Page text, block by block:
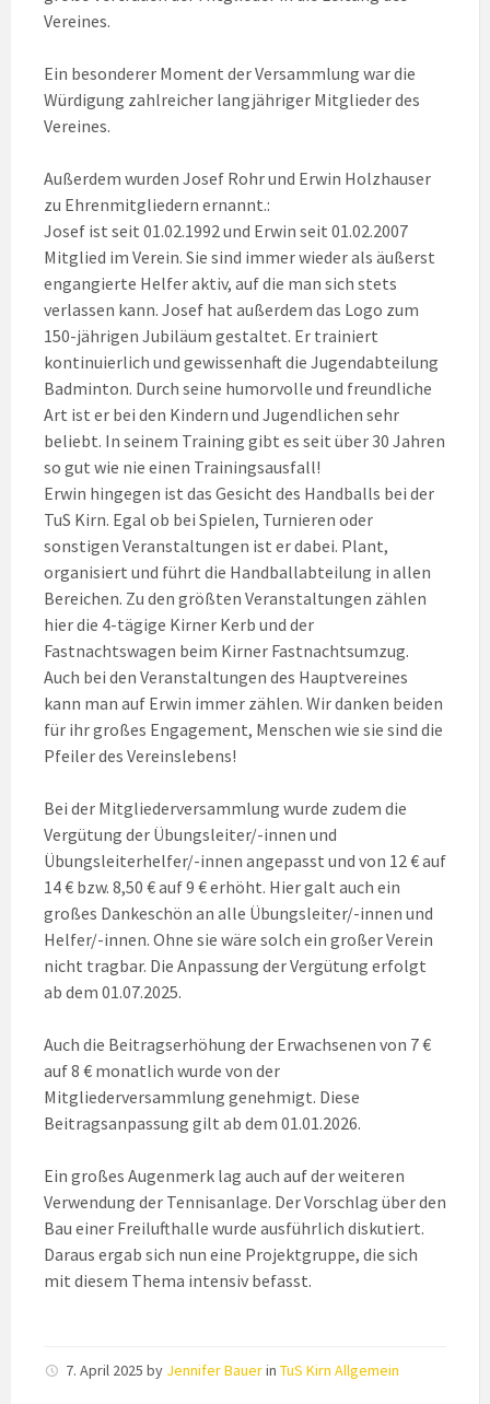
Vereines.
Ein besonderer Moment der Versammlung war die
Würdigung zahlreicher langjähriger Mitglieder des
Vereines.
Außerdem wurden Josef Rohr und Erwin Holzhauser
zu Ehrenmitgliedern ernannt.:
Josef ist seit 01.02.1992 und Erwin seit 01.02.2007
Mitglied im Verein. Sie sind immer wieder als äußerst
engangierte Helfer aktiv, auf die man sich stets
verlassen kann. Josef hat außerdem das Logo zum
150-jährigen Jubiläum gestaltet. Er trainiert
kontinuierlich und gewissenhaft die Jugendabteilung
Badminton. Durch seine humorvolle und freundliche
Art ist er bei den Kindern und Jugendlichen sehr
beliebt. In seinem Training gibt es seit über 30 Jahren
so gut wie nie einen Trainingsausfall!
Erwin hingegen ist das Gesicht des Handballs bei der
TuS Kirn. Egal ob bei Spielen, Turnieren oder
sonstigen Veranstaltungen ist er dabei. Plant,
organisiert und führt die Handballabteilung in allen
Bereichen. Zu den größten Veranstaltungen zählen
hier die 4-tägige Kirner Kerb und der
Fastnachtswagen beim Kirner Fastnachtsumzug.
Auch bei den Veranstaltungen des Hauptvereines
kann man auf Erwin immer zählen. Wir danken beiden
für ihr großes Engagement, Menschen wie sie sind die
Pfeiler des Vereinslebens!
Bei der Mitgliederversammlung wurde zudem die
Vergütung der Übungsleiter/-innen und
Übungsleiterhelfer/-innen angepasst und von 12 € auf
14 € bzw. 8,50 € auf 9 € erhöht. Hier galt auch ein
großes Dankeschön an alle Übungsleiter/-innen und
Helfer/-innen. Ohne sie wäre solch ein großer Verein
nicht tragbar. Die Anpassung der Vergütung erfolgt
ab dem 01.07.2025.
Auch die Beitragserhöhung der Erwachsenen von 7 €
auf 8 € monatlich wurde von der
Mitgliederversammlung genehmigt. Diese
Beitragsanpassung gilt ab dem 01.01.2026.
Ein großes Augenmerk lag auch auf der weiteren
Verwendung der Tennisanlage. Der Vorschlag über den
Bau einer Freilufthalle wurde ausführlich diskutiert.
Daraus ergab sich nun eine Projektgruppe, die sich
mit diesem Thema intensiv befasst.
7. April 2025 by Jennifer Bauerin TuS Kirn Allgemein